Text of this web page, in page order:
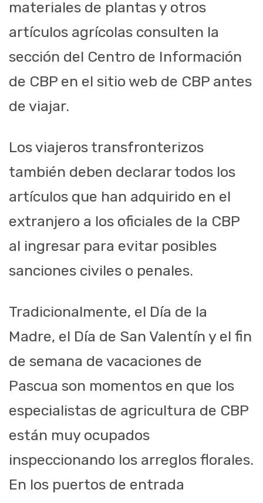
materiales de plantas y otros
artículos agrícolas consulten la
sección del Centro de Información
de CBP en el sitio web de CBP antes
de viajar.
Los viajeros transfronterizos
también deben declarar todos los
artículos que han adquirido en el
extranjero a los oficiales de la CBP
al ingresar para evitar posibles
sanciones civiles o penales.
Tradicionalmente, el Día de la
Madre, el Día de San Valentín y el fin
de semana de vacaciones de
Pascua son momentos en que los
especialistas de agricultura de CBP
están muy ocupados
inspeccionando los arreglos florales.
En los puertos de entrada